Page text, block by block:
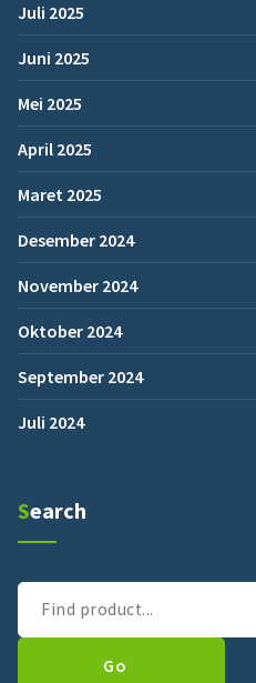
Juli 2025
Juni 2025
Mei 2025
April 2025
Maret 2025
Desember 2024
November 2024
Oktober 2024
September 2024
Juli 2024
Search
Go